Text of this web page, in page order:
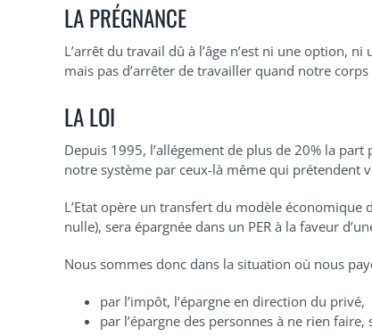
LA PRÉGNANCE
L’arrêt du travail dû à l’âge n’est ni une option,
mais pas d’arrêter de travailler quand notre
LA LOI
Depuis 1995, l’allégement de plus de 20% la
notre système par ceux-là même qui prétendent
L’Etat opère un transfert du modèle économique
nulle), sera épargnée dans un PER à la faveur
Nous sommes donc dans la situation où nous
par l’impôt, l’épargne en direction du privé,
par l’épargne des personnes à ne rien